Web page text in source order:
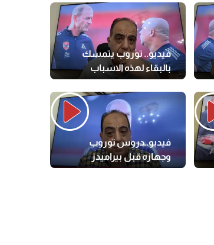
فيديو.. توروب يتمسك
بالبقاء لهذه الاسباب
فيديو..دروس توروب
وجهازه قبل بيراميدز